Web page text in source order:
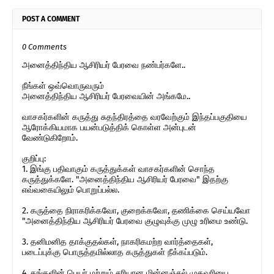
POST A COMMENT
0 Comments
அனைத்திந்திய ஆசிரியர் பேரவை நண்பர்களே..
நீங்கள் ஒவ்வொருவரும்
அனைத்திந்திய ஆசிரியர் பேரவையின் அங்கமே..
வாசகர்களின் கருத்து சுதந்திரத்தை வரவேற்கும் இந்தப்பகுதியை
ஆரோக்கியமாக பயன்படுத்திக் கொள்ள அன்புடன்
வேண்டுகிறோம்.
குறிப்பு:
1. இங்கு பதிவாகும் கருத்துக்கள் வாசகர்களின் சொந்த
கருத்துக்களே. "அனைத்திந்திய ஆசிரியர் பேரவை" இதற்கு
எவ்வகையிலும் பொறுப்பல்ல.
2. கருத்தை நிராகரிக்கவோ, குறைக்கவோ, தணிக்கை செய்யவோ
"அனைத்திந்திய ஆசிரியர் பேரவை குழுவுக்கு முழு உரிமை உண்டு.
3. தனிமனித தாக்குதல்கள், நாகரிகமற்ற வார்த்தைகள்,
படைப்புக்கு பொருத்தமில்லாத கருத்துகள் நீக்கப்படும்.